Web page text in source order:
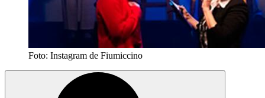
Foto: Instagram de Fiumiccino